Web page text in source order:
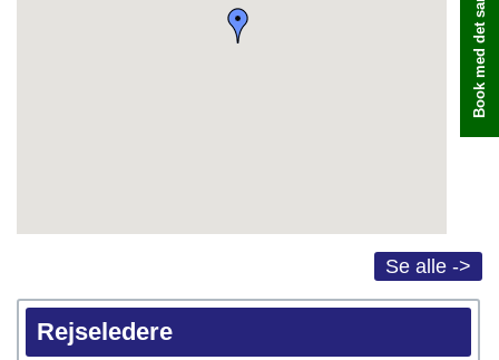
Se alle ->
Rejseledere
Book med det samme